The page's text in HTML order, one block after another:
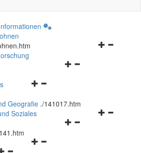
Navigationsmenü
Navigationsmenü
und
schließen
Geografie ./141017.htm
Navigationsmenü
Soziales
Navigationsmenü